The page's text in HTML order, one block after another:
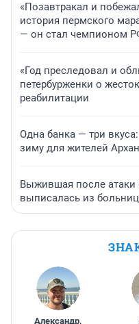
«Позавтракал и
история пермского
— он стал чемпионом
«Год преследовал и
петербурженки о
реабилитации
Одна банка — три
зиму для жителей
Выжившая после атаки
выписалась из
Александр,